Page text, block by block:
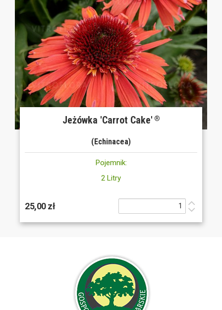
Jeżówka 'Carrot Cake' ®
(Echinacea)
Pojemnik:
2 Litry
25,00 zł